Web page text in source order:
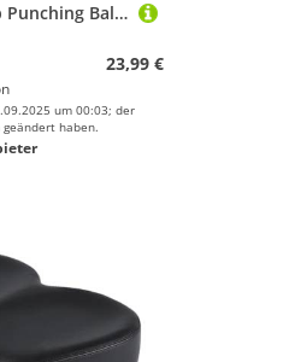
Aymzbd Desktop Punching Ball Volleyball Training Sport Zähler Top Schlagen Ball
23,99 €
um 00:03; der
haben.